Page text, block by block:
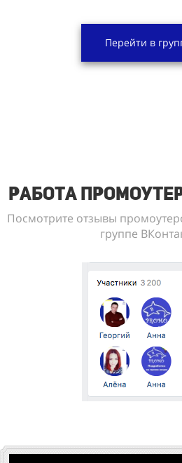
Перейти в
Работа
Посмотрите отзывы
группе